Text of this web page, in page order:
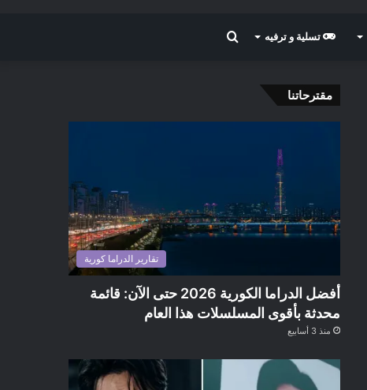
تسلية و ترفيه
مقترحاتنا
تقارير الدراما كورية
أفضل الدراما الكورية 2026 حتى الآن: قائمة
محدثة بأقوى المسلسلات هذا العام
منذ 3 أسابيع